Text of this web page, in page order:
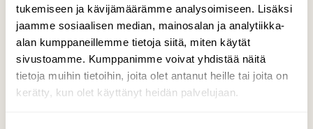
tukemiseen ja kävijämäärämme analysoimiseen. Lisäksi
jaamme sosiaalisen median, mainosalan ja analytiikka-
alan kumppaneillemme tietoja siitä, miten käytät
sivustoamme. Kumppanimme voivat yhdistää näitä
tietoja muihin tietoihin, joita olet antanut heille tai joita on
kerätty, kun olet käyttänyt heidän palvelujaan.
Ilta Saimaalla